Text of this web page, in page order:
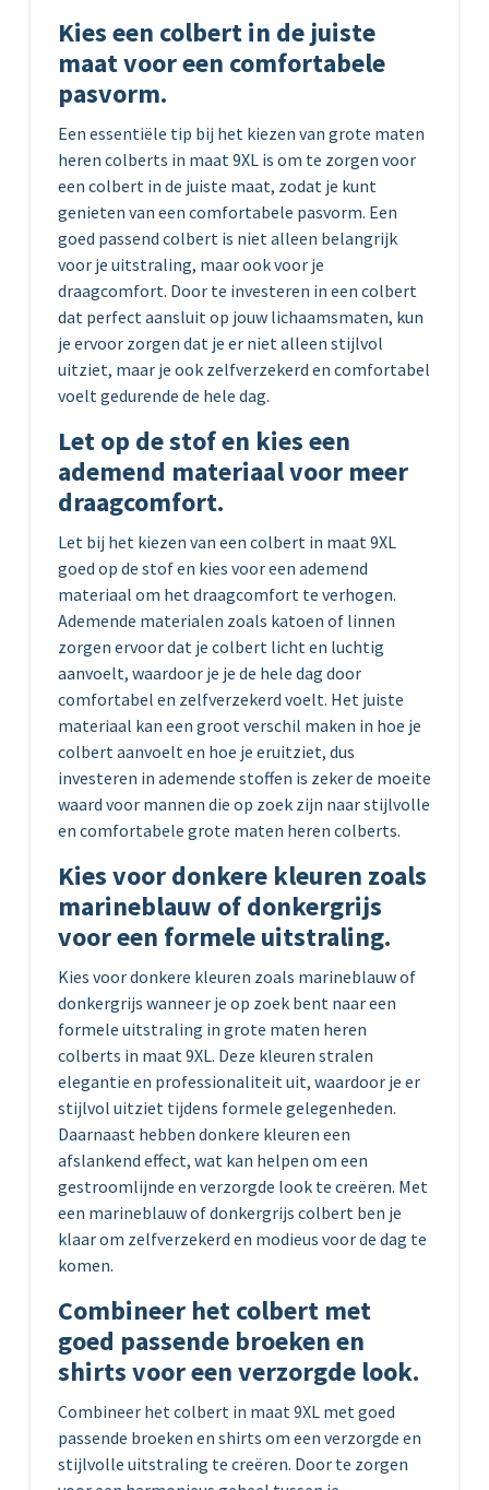
Kies een colbert in de juiste
maat voor een comfortabele
pasvorm.
Een essentiële tip bij het kiezen van grote maten
heren colberts in maat 9XL is om te zorgen voor
een colbert in de juiste maat, zodat je kunt
genieten van een comfortabele pasvorm. Een
goed passend colbert is niet alleen belangrijk
voor je uitstraling, maar ook voor je
draagcomfort. Door te investeren in een colbert
dat perfect aansluit op jouw lichaamsmaten, kun
je ervoor zorgen dat je er niet alleen stijlvol
uitziet, maar je ook zelfverzekerd en comfortabel
voelt gedurende de hele dag.
Let op de stof en kies een
ademend materiaal voor meer
draagcomfort.
Let bij het kiezen van een colbert in maat 9XL
goed op de stof en kies voor een ademend
materiaal om het draagcomfort te verhogen.
Ademende materialen zoals katoen of linnen
zorgen ervoor dat je colbert licht en luchtig
aanvoelt, waardoor je je de hele dag door
comfortabel en zelfverzekerd voelt. Het juiste
materiaal kan een groot verschil maken in hoe je
colbert aanvoelt en hoe je eruitziet, dus
investeren in ademende stoffen is zeker de moeite
waard voor mannen die op zoek zijn naar stijlvolle
en comfortabele grote maten heren colberts.
Kies voor donkere kleuren zoals
marineblauw of donkergrijs
voor een formele uitstraling.
Kies voor donkere kleuren zoals marineblauw of
donkergrijs wanneer je op zoek bent naar een
formele uitstraling in grote maten heren
colberts in maat 9XL. Deze kleuren stralen
elegantie en professionaliteit uit, waardoor je er
stijlvol uitziet tijdens formele gelegenheden.
Daarnaast hebben donkere kleuren een
afslankend effect, wat kan helpen om een
gestroomlijnde en verzorgde look te creëren. Met
een marineblauw of donkergrijs colbert ben je
klaar om zelfverzekerd en modieus voor de dag te
komen.
Combineer het colbert met
goed passende broeken en
shirts voor een verzorgde look.
Combineer het colbert in maat 9XL met goed
passende broeken en shirts om een verzorgde en
stijlvolle uitstraling te creëren. Door te zorgen